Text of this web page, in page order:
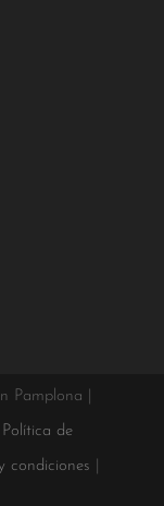
Pamplona |
Política de
condiciones